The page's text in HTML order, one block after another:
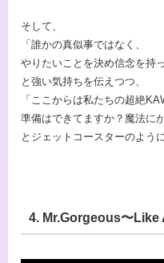
そして、
「誰かの真似事ではなく、
やりたいことを決め信念を持
と強い気持ちを伝えつつ、
「ここからは私たちの超絶
準備はできてますか？魔法に
とジェットコースターのよう
4. Mr.Gorgeous〜Like